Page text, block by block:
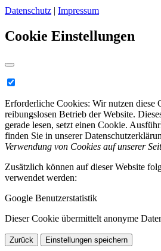
Datenschutz | Impressum
Cookie Einstellungen
Erforderliche Cookies: Wir nutzen diese
reibungslosen Betrieb der Website.
gerade lesen, setzt einen Cookie.
finden Sie in unserer
Verwendung von Cookies auf unserer
Zusätzlich können auf dieser Website
verwendet werden:
Google Benutzerstatistik
Dieser Cookie übermittelt anonyme
Zurück Einstellungen speichern